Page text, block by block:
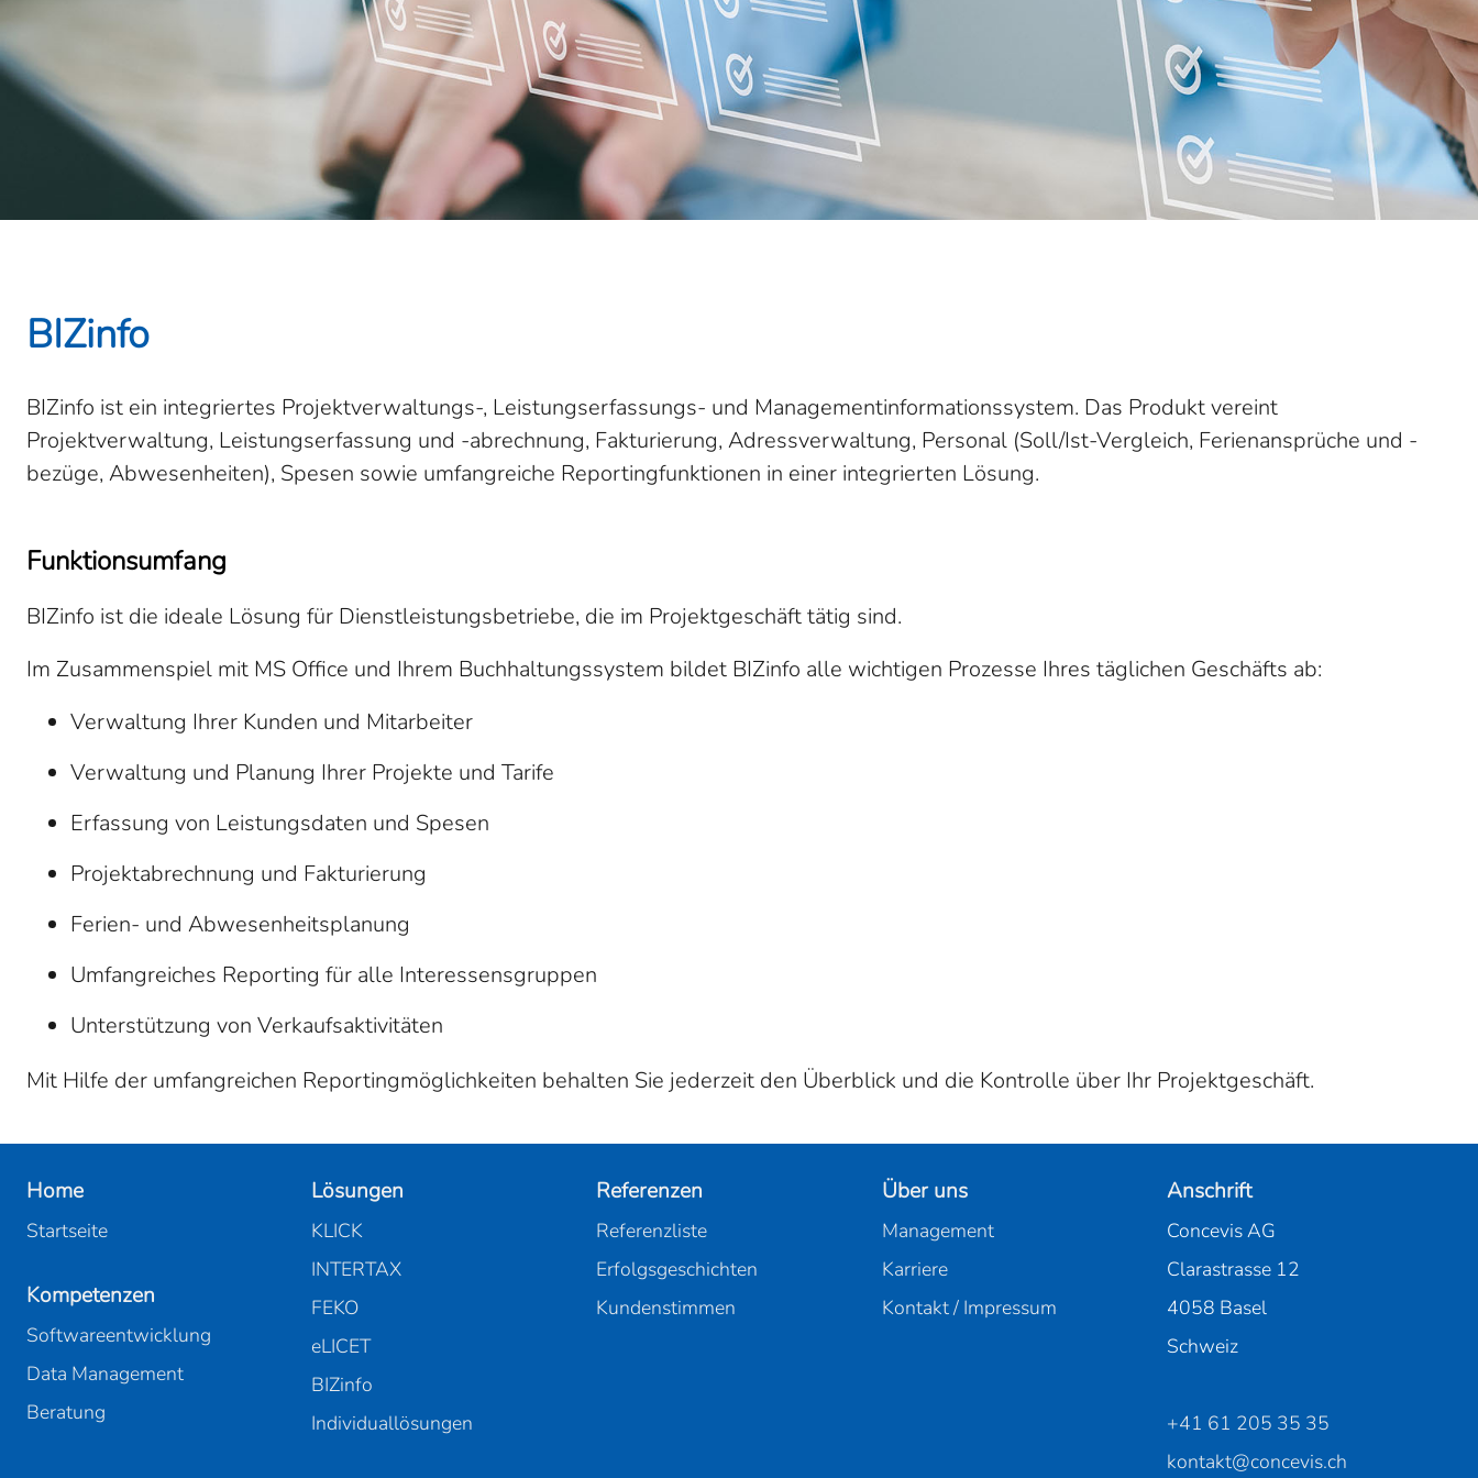
BIZinfo
BIZinfo ist ein integriertes Projektverwaltungs-, Leistungserfassungs- und Managementinformationssystem. Das Produkt vereint
Projektverwaltung, Leistungserfassung und -abrechnung, Fakturierung, Adressverwaltung, Personal (Soll/Ist-Vergleich, Ferienansprüche und -
bezüge, Abwesenheiten), Spesen sowie umfangreiche Reportingfunktionen in einer integrierten Lösung.
Funktionsumfang
BIZinfo ist die ideale Lösung für Dienstleistungsbetriebe, die im Projektgeschäft tätig sind.
Im Zusammenspiel mit MS Office und Ihrem Buchhaltungssystem bildet BIZinfo alle wichtigen Prozesse Ihres täglichen Geschäfts ab:
Verwaltung Ihrer Kunden und Mitarbeiter
Verwaltung und Planung Ihrer Projekte und Tarife
Erfassung von Leistungsdaten und Spesen
Projektabrechnung und Fakturierung
Ferien- und Abwesenheitsplanung
Umfangreiches Reporting für alle Interessensgruppen
Unterstützung von Verkaufsaktivitäten
Mit Hilfe der umfangreichen Reportingmöglichkeiten behalten Sie jederzeit den Überblick und die Kontrolle über Ihr Projektgeschäft.
Home
Startseite
Kompetenzen
Softwareentwicklung
Data Management
Beratung
Lösungen
KLICK
INTERTAX
FEKO
eLICET
BIZinfo
Individuallösungen
Referenzen
Referenzliste
Erfolgsgeschichten
Kundenstimmen
Über uns
Management
Karriere
Kontakt / Impressum
Anschrift
Concevis AG
Clarastrasse 12
4058 Basel
Schweiz
+41 61 205 35 35
kontakt@concevis.ch